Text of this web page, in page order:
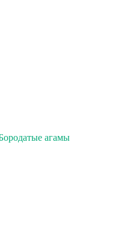
агамы